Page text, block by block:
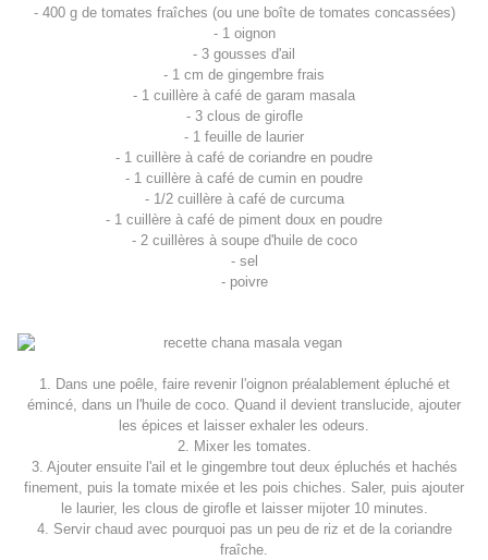
- 400 g de tomates fraîches (ou une boîte de tomates concassées)
- 1 oignon
- 3 gousses d'ail
- 1 cm de gingembre frais
- 1 cuillère à café de garam masala
- 3 clous de girofle
- 1 feuille de laurier
- 1 cuillère à café de coriandre en poudre
- 1 cuillère à café de cumin en poudre
- 1/2 cuillère à café de curcuma
- 1 cuillère à café de piment doux en poudre
- 2 cuillères à soupe d'huile de coco
- sel
- poivre
1. Dans une poêle, faire revenir l'oignon préalablement épluché et
émincé, dans un l'huile de coco. Quand il devient translucide, ajouter
les épices et laisser exhaler les odeurs.
2. Mixer les tomates.
3. Ajouter ensuite l'ail et le gingembre tout deux épluchés et hachés
finement, puis la tomate mixée et les pois chiches. Saler, puis ajouter
le laurier, les clous de girofle et laisser mijoter 10 minutes.
4. Servir chaud avec pourquoi pas un peu de riz et de la coriandre
fraîche.